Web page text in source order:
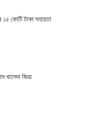
১৫ কোটি টাকা সহায়তা
খালেদা জিয়া